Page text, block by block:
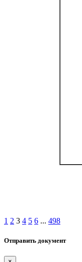
1 2 3 4 5 6 ... 498
Отправить документ